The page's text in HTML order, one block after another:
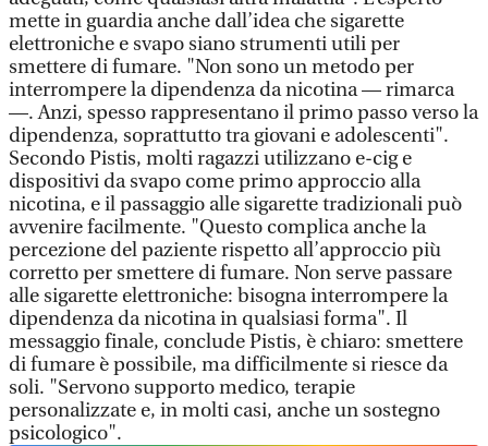
mette in guardia anche dall’idea che sigarette
elettroniche e svapo siano strumenti utili per
smettere di fumare. "Non sono un metodo per
interrompere la dipendenza da nicotina — rimarca
—. Anzi, spesso rappresentano il primo passo verso la
dipendenza, soprattutto tra giovani e adolescenti".
Secondo Pistis, molti ragazzi utilizzano e-cig e
dispositivi da svapo come primo approccio alla
nicotina, e il passaggio alle sigarette tradizionali può
avvenire facilmente. "Questo complica anche la
percezione del paziente rispetto all’approccio più
corretto per smettere di fumare. Non serve passare
alle sigarette elettroniche: bisogna interrompere la
dipendenza da nicotina in qualsiasi forma". Il
messaggio finale, conclude Pistis, è chiaro: smettere
di fumare è possibile, ma difficilmente si riesce da
soli. "Servono supporto medico, terapie
personalizzate e, in molti casi, anche un sostegno
psicologico".